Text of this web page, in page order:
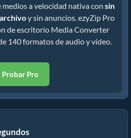
a velocidad nativa con sin
y sin anuncios. ezyZip Pro
de escritorio Media Converter
140 formatos de audio y vídeo.
Probar Pro
de 3gp (Guía sencilla)